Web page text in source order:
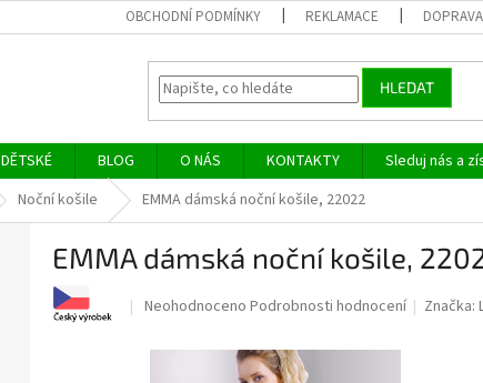
OBCHODNÍ PODMÍNKY REKLAMACE DOPRAVA
HLEDAT
DĚTSKÉ BLOG O NÁS KONTAKTY
Sleduj nás a
Noční košile EMMA dámská noční košile, 22022
EMMA dámská noční košile,
Průměrné
produktu
Neohodnoceno Podrobnosti hodnocení Značka: